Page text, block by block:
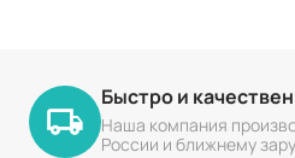
Быстро и
Наша компания
России и ближнему